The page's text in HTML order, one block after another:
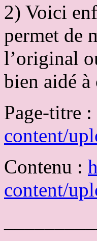
2) Voici
permet de
l’original
bien aidé
Page-titre :
content/
Contenu :
content/